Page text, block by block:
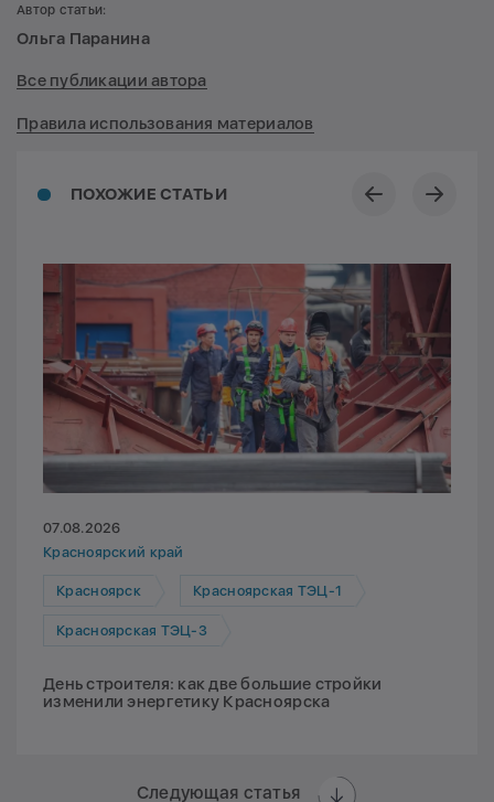
ПОХОЖИЕ СТАТЬИ
07.08.2026
Красноярский край
Красноярск Красноярская ТЭЦ-1
Красноярская ТЭЦ-3
День строителя: как две большие стройки
изменили энергетику Красноярска
Следующая статья
Автор статьи:
Ольга Паранина
Все публикации автора
Правила использования материалов